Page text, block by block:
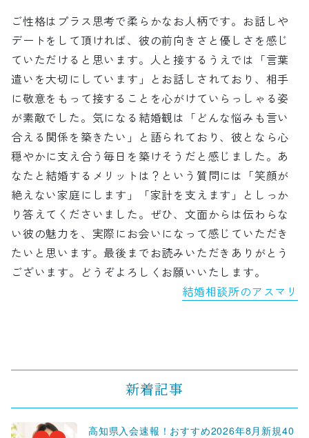
ご性格はプラス思考で柔らかなお人柄です。お話しや
デートをして頂ければ、彼の前向きさと優しさを感じ
ていただけると思います。人と接するうえでは「言葉
遣いを大切にしています」とお話しされており、相手
に敬意をもって接することを心がけていらっしゃる姿
が素敵でした。気になる結婚観は「どんな悩みも言い
合える関係を築きたい」と語られており、彼となら心
穏やかに支え合う毎日を築けそうだと感じました。あ
なたと結婚するメリットは？という質問には「笑顔が
絶えない家庭にします」「家計を支えます」としっか
り答えてくださいました。ぜひ、文面からは伝わらな
い彼の魅力を、実際にお会いになって感じていただき
たいと思います。最後までお読みいただきありがとう
ございます。どうぞよろしくお願いいたします。
結婚相談所のアスマリ
新着記事
高知県入会速報！おすすめ2026年8月新規40